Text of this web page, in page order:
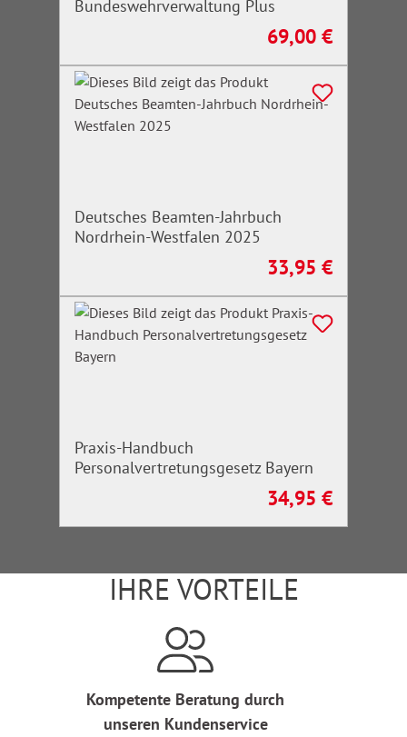
Bundeswehrverwaltung Plus
Regulärer Preis:
69,00 €
Deutsches Beamten-Jahrbuch
Nordrhein-Westfalen 2025
Regulärer Preis:
33,95 €
Praxis-Handbuch
Personalvertretungsgesetz Bayern
Regulärer Preis:
34,95 €
IHRE VORTEILE
Kompetente Beratung durch
unseren Kundenservice